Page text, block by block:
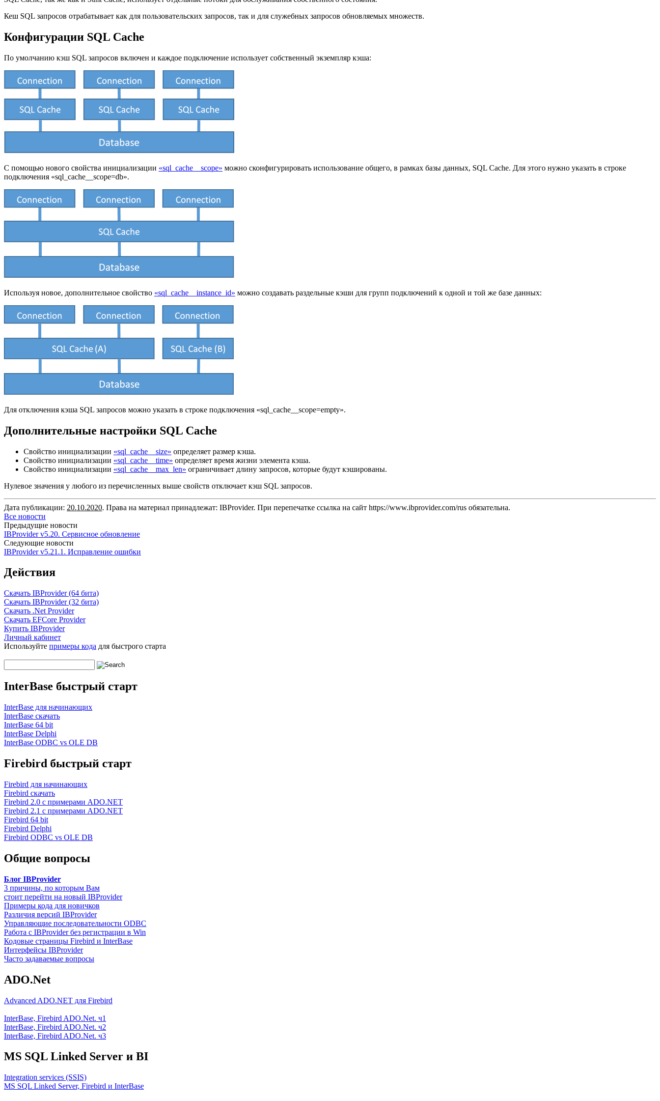
Кеш SQL запросов отрабатывает как для пользовательских запросов, так и для служебных запросов обновляемых множеств.
Конфигурации SQL Cache
По умолчанию кэш SQL запросов включен и каждое подключение использует собственный экземпляр кэша:
С помощью нового свойства инициализации «sql_cache__scope» можно сконфигурировать использование общего, в рамках базы данных, SQL Cache. Для этого нужно указать в строке
подключения «sql_cache__scope=db».
Используя новое, дополнительное свойство «sql_cache__instance_id» можно создавать раздельные кэши для групп подключений к одной и той же базе данных:
Для отключения кэша SQL запросов можно указать в строке подключения «sql_cache__scope=empty».
Дополнительные настройки SQL Cache
Свойство инициализации «sql_cache__size» определяет размер кэша.
Свойство инициализации «sql_cache__time» определяет время жизни элемента кэша.
Свойство инициализации «sql_cache__max_len» ограничивает длину запросов, которые будут кэшированы.
Нулевое значения у любого из перечисленных выше свойств отключает кэш SQL запросов.
Дата публикации: 20.10.2020. Права на материал принадлежат: IBProvider. При перепечатке ссылка на сайт https://www.ibprovider.com/rus обязательна.
Все новости
Предыдущие новости
IBProvider v5.20. Сервисное обновление
Следующие новости
IBProvider v5.21.1. Исправление ошибки
Действия
Скачать IBProvider (64 бита)
Скачать IBProvider (32 бита)
Скачать .Net Provider
Скачать EFCore Provider
Купить IBProvider
Личный кабинет
Используйте примеры кода для быстрого старта
InterBase быстрый старт
InterBase для начинающих
InterBase скачать
InterBase 64 bit
InterBase Delphi
InterBase ODBC vs OLE DB
Firebird быстрый старт
Firebird для начинающих
Firebird скачать
Firebird 2.0 с примерами ADO.NET
Firebird 2.1 с примерами ADO.NET
Firebird 64 bit
Firebird Delphi
Firebird ODBC vs OLE DB
Общие вопросы
Блог IBProvider
3 причины, по которым Вам
стоит перейти на новый IBProvider
Примеры кода для новичков
Различия версий IBProvider
Управляющие последовательности ODBC
Работа с IBProvider без регистрации в Win
Кодовые страницы Firebird и InterBase
Интерфейсы IBProvider
Часто задаваемые вопросы
ADO.Net
Advanced ADO.NET для Firebird
InterBase, Firebird ADO.Net. ч1
InterBase, Firebird ADO.Net. ч2
InterBase, Firebird ADO.Net. ч3
MS SQL Linked Server и BI
Integration services (SSIS)
MS SQL Linked Server, Firebird и InterBase